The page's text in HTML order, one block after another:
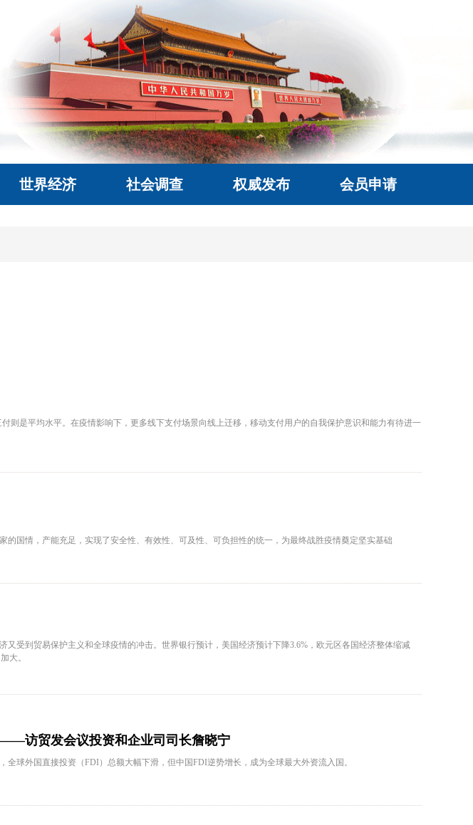
世界经济 社会调查 权威发布 会员申请
则是平均水平。在疫情影响下，更多线下支付场景向线上迁移，移动支付用户的自我保护意识和能力有待进一
国情，产能充足，实现了安全性、有效性、可及性、可负担性的统一，为最终战胜疫情奠定坚实基础
受到贸易保护主义和全球疫情的冲击。世界银行预计，美国经济预计下降3.6%，欧元区各国经济整体缩减
大。
访贸发会议投资和企业司司长詹晓宁
球外国直接投资（FDI）总额大幅下滑，但中国FDI逆势增长，成为全球最大外资流入国。